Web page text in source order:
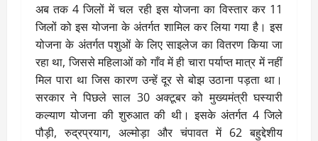
अब तक 4 जिलों में चल रही इस योजना का विस्तार कर 11
जिलों को इस योजना के अंतर्गत शामिल कर लिया गया है। इस
योजना के अंतर्गत पशुओं के लिए साइलेज का वितरण किया जा
रहा था, जिससे महिलाओं को गाँव में ही चारा पर्याप्त मात्र में नहीं
मिल पारा था जिस कारण उन्हें दूर से बोझ उठाना पड़ता था।
सरकार ने पिछले साल 30 अक्टूबर को मुख्यमंत्री घस्यारी
कल्याण योजना की शुरुआत की थी। इसके अंतर्गत 4 जिले
पौड़ी, रुद्रप्रयाग, अल्मोड़ा और चंपावत में 62 बहुद्देशीय